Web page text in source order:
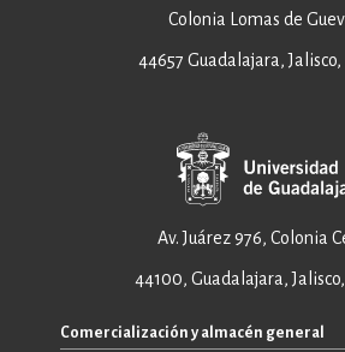
Colonia Lomas de
44657 Guadalajara,
Av. Juárez 976, Colonia
44100, Guadalajara,
Comercialización y almacén general